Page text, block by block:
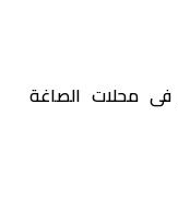
محلات الصاغة